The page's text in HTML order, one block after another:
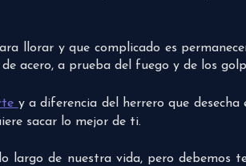
llorar y que complicado es
acero, a prueba del fuego y de los
y a diferencia del herrero que
sacar lo mejor de ti.
largo de nuestra vida, pero debemos